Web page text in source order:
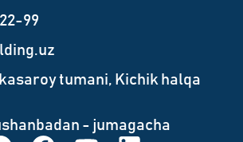
99
tumani, Kichik halqa
- jumagacha